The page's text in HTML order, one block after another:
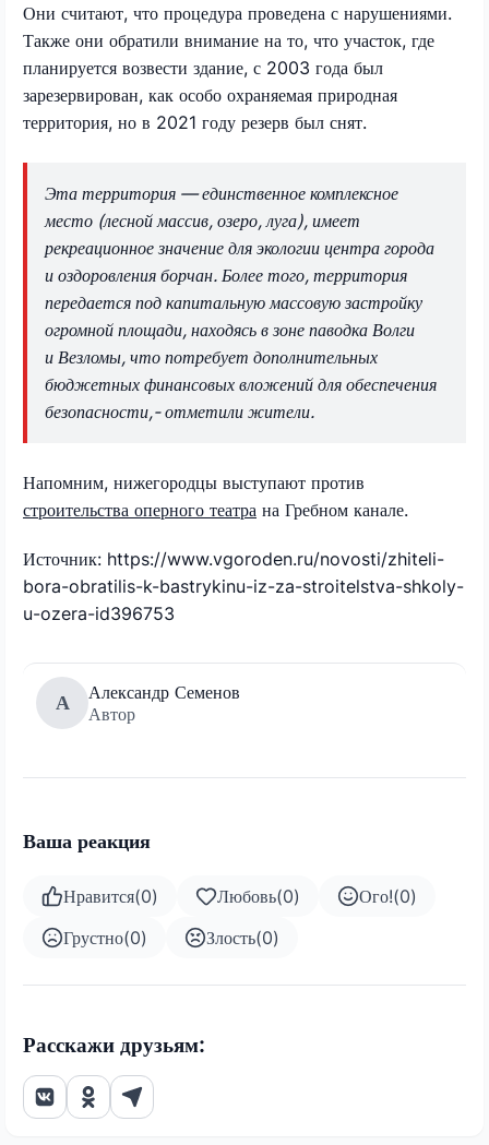
Они считают, что процедура проведена с нарушениями.
Также они обратили внимание на то, что участок, где
планируется возвести здание, с 2003 года был
зарезервирован, как особо охраняемая природная
территория, но в 2021 году резерв был снят.
Эта территория — единственное комплексное
место (лесной массив, озеро, луга), имеет
рекреационное значение для экологии центра города
и оздоровления борчан. Более того, территория
передается под капитальную массовую застройку
огромной площади, находясь в зоне паводка Волги
и Везломы, что потребует дополнительных
бюджетных финансовых вложений для обеспечения
безопасности,- отметили жители.
Напомним, нижегородцы выступают против
строительства оперного театра на Гребном канале.
Источник: https://www.vgoroden.ru/novosti/zhiteli-
bora-obratilis-k-bastrykinu-iz-za-stroitelstva-shkoly-
u-ozera-id396753
А
Александр Семенов
Автор
Ваша реакция
Нравится(0) Любовь(0) Ого!(0)
Грустно(0) Злость(0)
Расскажи друзьям: